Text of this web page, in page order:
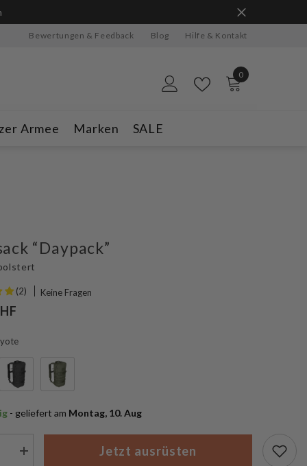
Bewertungen & Feedback Blog Hilfe & Kontakt
0
0
Armee Marken SALE
“Daypack”
(2) Keine Fragen
- geliefert am Montag, 10. Aug
Menge
Jetzt ausrüsten